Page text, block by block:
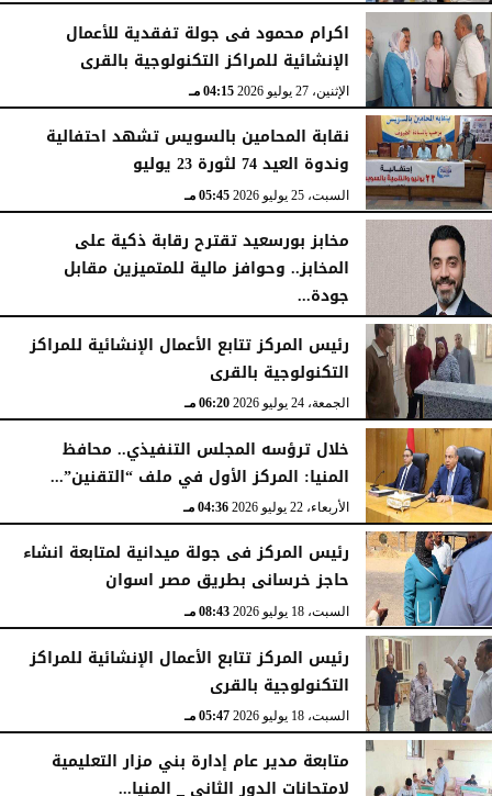
الأربعاء، 29 يوليو 2026 02:03 مـ
اكرام محمود فى جولة تفقدية للأعمال
الإنشائية للمراكز التكنولوجية بالقرى
الإثنين، 27 يوليو 2026 04:15 مـ
نقابة المحامين بالسويس تشهد احتفالية
وندوة العيد 74 لثورة 23 يوليو
السبت، 25 يوليو 2026 05:45 مـ
مخابز بورسعيد تقترح رقابة ذكية على
المخابز.. وحوافز مالية للمتميزين مقابل
جودة...
السبت، 25 يوليو 2026 05:41 مـ
رئيس المركز تتابع الأعمال الإنشائية للمراكز
التكنولوجية بالقرى
الجمعة، 24 يوليو 2026 06:20 مـ
خلال ترؤسه المجلس التنفيذي.. محافظ
المنيا: المركز الأول في ملف “التقنين”...
الأربعاء، 22 يوليو 2026 04:36 مـ
رئيس المركز فى جولة ميدانية لمتابعة انشاء
حاجز خرسانى بطريق مصر اسوان
السبت، 18 يوليو 2026 08:43 مـ
رئيس المركز تتابع الأعمال الإنشائية للمراكز
التكنولوجية بالقرى
السبت، 18 يوليو 2026 05:47 مـ
متابعة مدير عام إدارة بني مزار التعليمية
لامتحانات الدور الثاني _ المنيا...